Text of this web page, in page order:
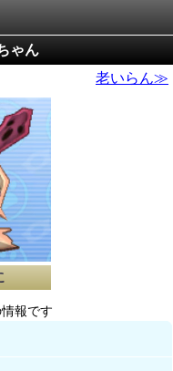
ゃん
老いらん≫
情報です